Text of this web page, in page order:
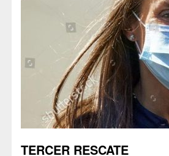
TERCER RESCATE